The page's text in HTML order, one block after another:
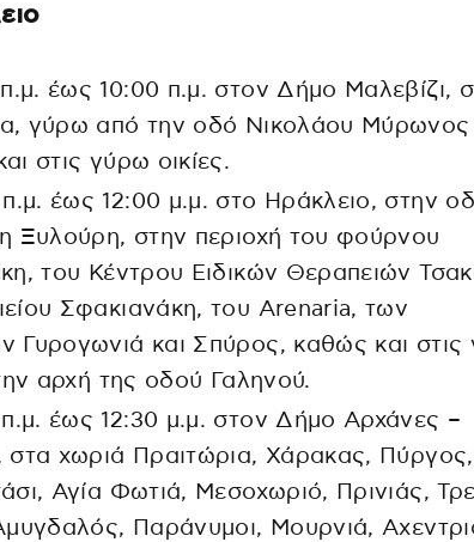
έως 10:00 π.μ. στον Δήμο Μαλεβίζι,
γύρω από την οδό Νικολάου Μύρωνος
στις γύρω οικίες.
έως 12:00 μ.μ. στο Ηράκλειο, στην
Ξυλούρη, στην περιοχή του φούρνου
του Κέντρου Ειδικών Θεραπειών
Σφακιανάκη, του Arenaria, των
Γυρογωνιά και Σπύρος, καθώς και στις
αρχή της οδού Γαληνού.
έως 12:30 μ.μ. στον Δήμο Αρχάνες –
στα χωριά Πραιτώρια, Χάρακας, Πύργος,
Αγία Φωτιά, Μεσοχωριό, Πρινιάς,
Παράνυμοι, Μουρνιά,